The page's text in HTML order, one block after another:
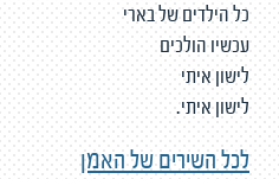
כל הילדים של בארי
עכשיו הולכים
לישון איתי
לישון איתי.
לכל השירים של האמן